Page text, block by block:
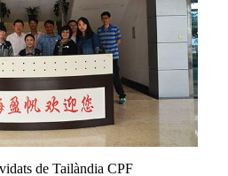
de Tailàndia CPF